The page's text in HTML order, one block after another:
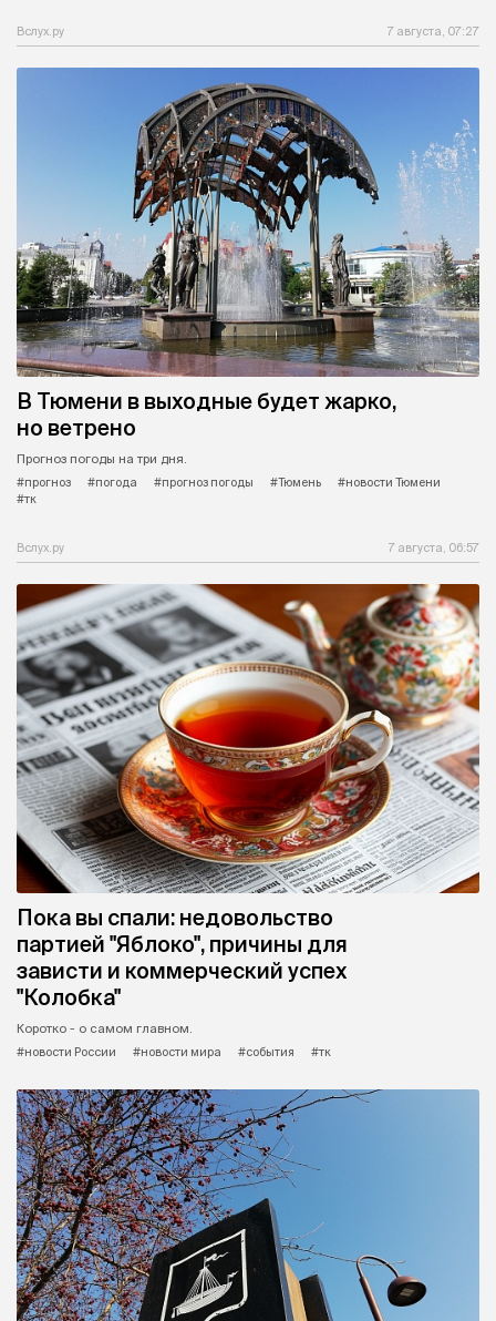
Вслух.ру 7 августа, 07:27
В Тюмени в выходные будет жарко,
но ветрено
Прогноз погоды на три дня.
#прогноз
#погода #прогноз погоды #Тюмень
#новости Тюмени
#тк
Вслух.ру 7 августа, 06:57
Пока вы спали: недовольство
партией "Яблоко", причины для
зависти и коммерческий успех
"Колобка"
Коротко - о самом главном.
#новости России
#новости мира #события #тк